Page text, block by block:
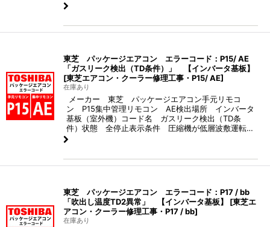
東芝 パッケージエアコン エラーコード：P15/ AE
「ガスリーク検出（TD条件）」 【インバータ基板】
[東芝エアコン・クーラー修理工事・P15/ AE]
在庫あり
メーカー 東芝 パッケージエアコン手元リモコ
ン P15集中管理リモコン AE検出場所 インバータ
基板（室外機）コード名 ガスリーク検出（TD条
件）状態 全停止表示条件 圧縮機が低層波敷運転…
東芝 パッケージエアコン エラーコード：P17 / bb
「吹出し温度TD2異常」 【インバータ基板】
[東芝エ
アコン・クーラー修理工事・P17 / bb]
在庫あり